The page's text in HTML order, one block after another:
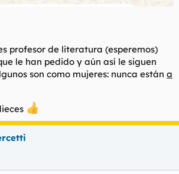
profesor de literatura (esperemos)
le han pedido y aún así le siguen
son como mujeres: nunca están a